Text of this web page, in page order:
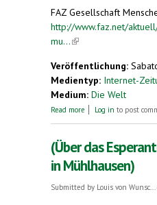
FAZ Gesellschaft
http://www.faz.net/
mu...(link is external)
Veröffentlichung:
Medientyp: Internet-
Medium: Die Welt
Read more about Esperanto-
Log in to post
(Über das
in Mühlhausen)
Submitted by Louis von Wunsc...